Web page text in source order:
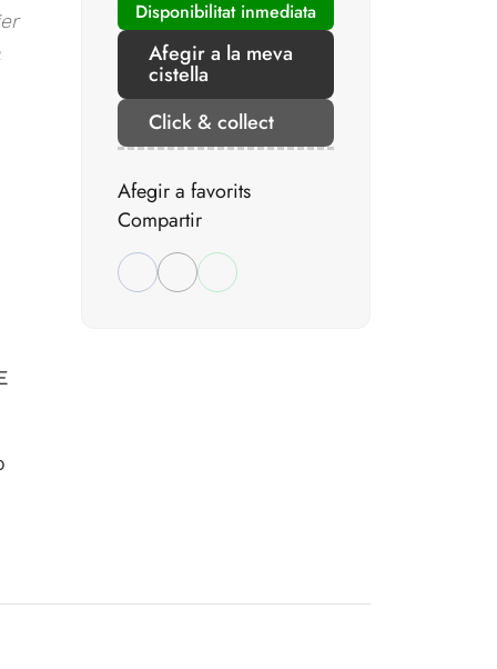
Disponibilitat inmediata
Afegir a la meva
cistella
Click & collect
Afegir a favorits
Compartir